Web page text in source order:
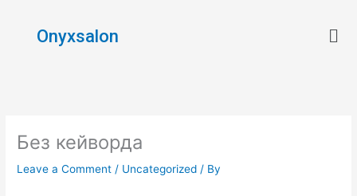
contentOnyxsalon
Без кейворда
Leave a Comment / Uncategorized / By